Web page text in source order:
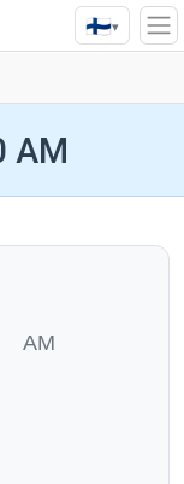
🇫🇮▾
AM
AM